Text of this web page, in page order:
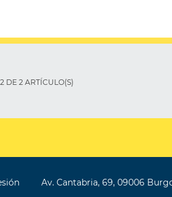
DE 2 ARTÍCULO(S)
Av. Cantabria, 69, 09006